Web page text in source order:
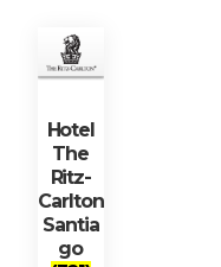
Hotel
The
Ritz-
Carlton
Santia
go